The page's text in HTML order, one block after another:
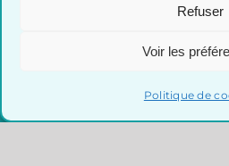
Refuser
Voir les
Politique de
Semaine